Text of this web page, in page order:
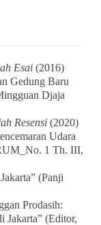
Esai(2016)
Gedung Baru
Djaja
Resensi(2020)
Udara
1 Th. III,
(Panji
Prodasih:
Jakarta” (Editor,